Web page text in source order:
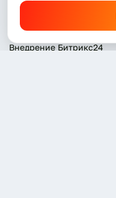
Обновление 1С
Установка Битрикс24
Внедрение Битрикс24